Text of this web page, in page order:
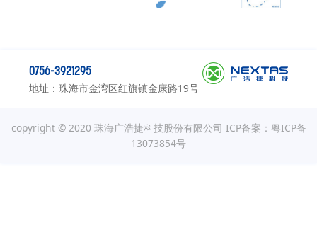
0756-3921295
地址：珠海市金湾区红旗镇金康路19号
copyright © 2020 珠海广浩捷科技股份有限公司 ICP备案：粤ICP备
13073854号